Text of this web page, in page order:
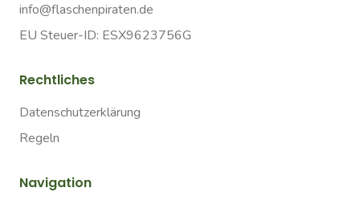
info@flaschenpiraten.de
EU Steuer-ID: ESX9623756G
Rechtliches
Datenschutzerklärung
Regeln
Navigation